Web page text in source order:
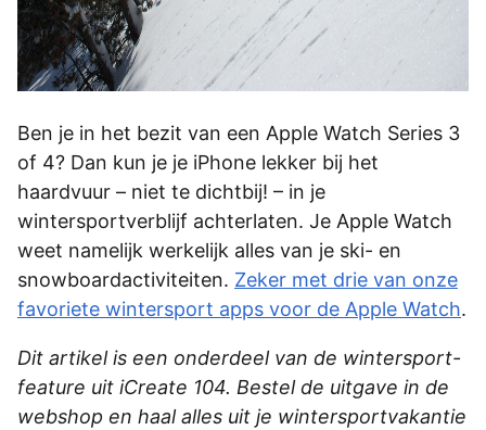
Ben je in het bezit van een Apple Watch Series 3
of 4? Dan kun je je iPhone lekker bij het
haardvuur – niet te dichtbij! – in je
wintersportverblijf achterlaten. Je Apple Watch
weet namelijk werkelijk alles van je ski- en
snowboardactiviteiten. Zeker met drie van onze
favoriete wintersport apps voor de Apple Watch.
Dit artikel is een onderdeel van de wintersport-
feature uit iCreate 104. Bestel de uitgave in de
webshop en haal alles uit je wintersportvakantie